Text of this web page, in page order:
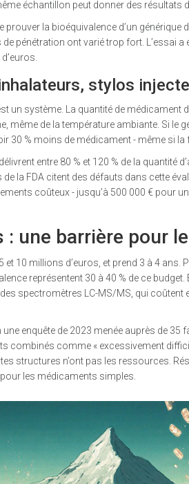
échantillon peut donner des résultats
la bioéquivalence d’un générique
pénétration ont varié trop fort. L’essai a
stylos
un système. La quantité de médicament
même de la température ambiante. Si le
30 % moins de médicament - même si
entre 80 % et 120 % de la quantité
la FDA citent des défauts dans cette
coûteux - jusqu’à 500 000 € pour
: une barrière pour
et 10 millions d’euros, et prend 3 à 4
représentent 30 à 40 % de ce
spectromètres LC-MS/MS, qui coûtent
enquête de 2023 menée auprès de
combinés comme « excessivement
structures n’ont pas les ressources.
les médicaments simples.